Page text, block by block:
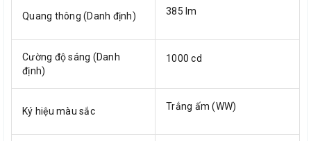
Quang thông (Danh định) 385 lm
Cường độ sáng (Danh
định)
1000 cd
Ký hiệu màu sắc Trắng ấm (WW)